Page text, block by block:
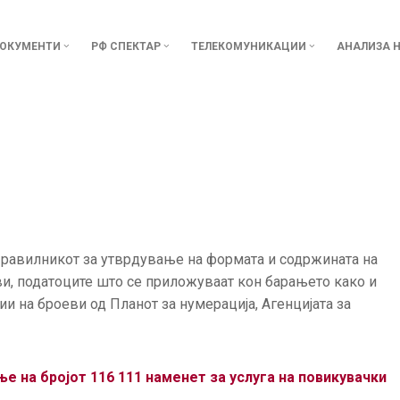
РФ СПЕКТАР ТЕЛЕКОМУНИКАЦИИ АНАЛИЗА
за утврдување на формата и содржината на
податоците што се приложуваат кон барањето како и
на броеви од Планот за нумерација, Агенцијата за
на бројот 116 111 наменет за услуга на повикувачки